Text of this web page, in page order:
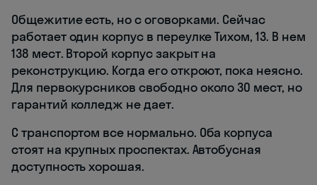
Общежитие есть, но с оговорками. Сейчас
работает один корпус в переулке Тихом, 13. В нем
138 мест. Второй корпус закрыт на
реконструкцию. Когда его откроют, пока неясно.
Для первокурсников свободно около 30 мест, но
гарантий колледж не дает.
С транспортом все нормально. Оба корпуса
стоят на крупных проспектах. Автобусная
доступность хорошая.